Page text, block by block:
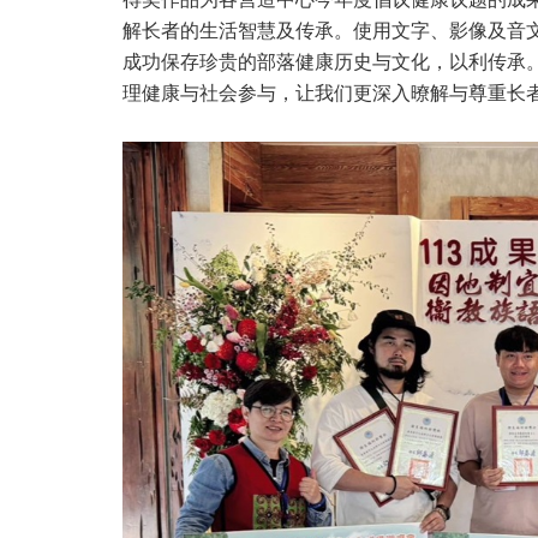
解长者的生活智慧及传承。使用文字、影像及
成功保存珍贵的部落健康历史与文化，以利传
理健康与社会参与，让我们更深入暸解与尊重长